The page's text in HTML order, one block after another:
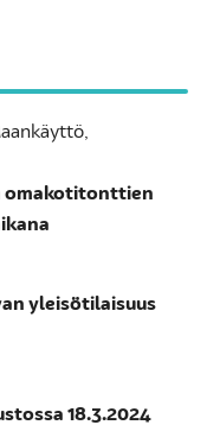
omakotitonttien
yleisötilaisuus
18.3.2024